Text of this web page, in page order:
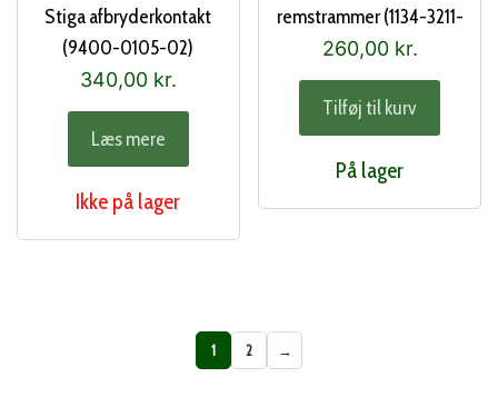
Stiga afbryderkontakt
(9400-0105-02)
340,00 kr.
Læs mere
Ikke på lager
remstrammer (1134-3211-
01)
260,00 kr.
Tilføj til kurv
På lager
1 2 →